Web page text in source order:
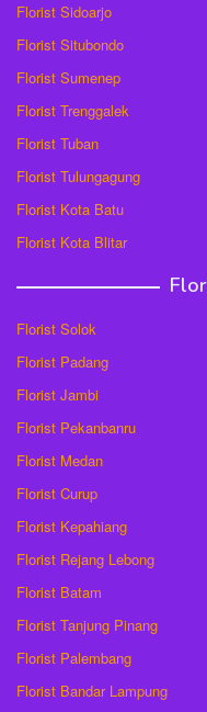
Florist Sidoarjo
Florist Situbondo
Florist Sumenep
Florist Trenggalek
Florist Tuban
Florist Tulungagung
Florist Kota Batu
Florist Kota Blitar
Florist Solok
Florist Padang
Florist Jambi
Florist Pekanbanru
Florist Medan
Florist Curup
Florist Kepahiang
Florist Rejang Lebong
Florist Batam
Florist Tanjung Pinang
Florist Palembang
Florist Bandar Lampung